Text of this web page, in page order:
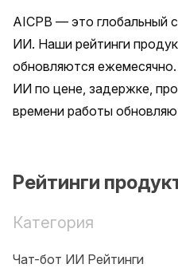
AICPB — это глобальный
ИИ. Наши рейтинги
обновляются
ИИ по цене, задержке,
времени работы
Рейтинги
Категория
Чат-бот ИИ Рейтинги